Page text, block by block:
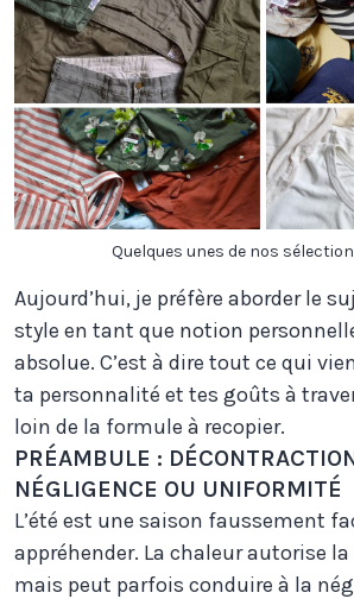
Quelques unes de nos
Aujourd’hui, je préfère aborder le
style en tant que notion
absolue. C’est à dire tout ce qui
ta personnalité et tes goûts à
loin de la formule à recopier.
PRÉAMBULE :
NÉGLIGENCE OU UNIFORMITÉ
L’été est une saison faussement
appréhender. La chaleur autorise
mais peut parfois conduire à la